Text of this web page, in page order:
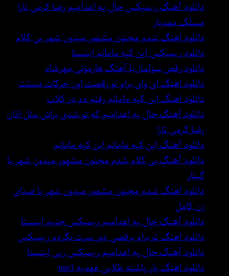
دانلود آهنگ ریمیکس حال یه اعدامیم رضا کرمی تارا
مسلک مهدیار
دانلود اهنگ شدم مجنون مشهور میدون شهر بی کلام
دانلود ریمیکس این کیه مامانم اینستا
دانلود رقص سولماز با آهنگ هارمونی مهرشاد
دانلود اهنگ ای وای برام تو رقصت اون حرکات دستت
دانلود اهنگ این کیه مامانم رفتم دم در کلاب
دانلود آهنگ حال یه اعدامیم که تو شدی براش مثل اذان
رضا کرمی تارا
دانلود آهنگ این کیه مامانم این کیه مامانم
دانلود آهنگ بی کلام شدم مجنون مشهور میدون شهر با
گیتار
دانلود اهنگ شدم مجنون مشهور میدون شهر با صدای
زن کامل
دانلود آهنگ حال یه اعدامیم ریمیکس جدید اینستا
دانلود اهنگ تو برام برقصی دور سرت بگردم ریمیکس
دانلود آهنگ حال یه اعدامیم ریمیکس رپی اینستا
دانلود اهنگ یار پاشنه طلایی عهدیه mp3